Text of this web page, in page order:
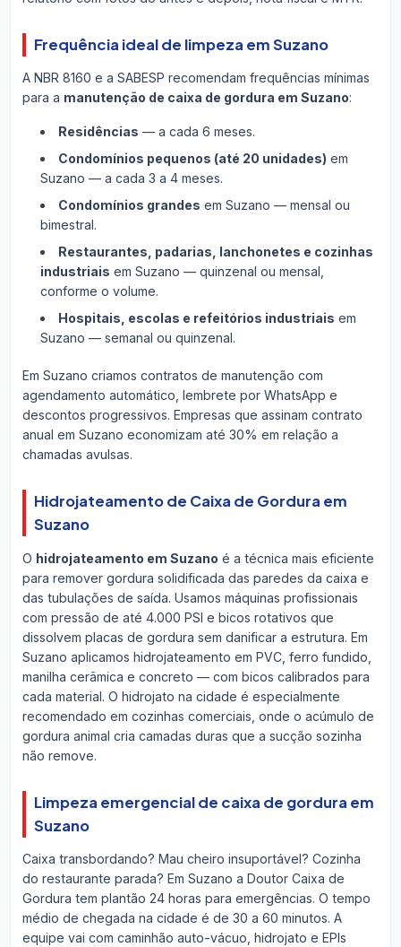
Frequência ideal de limpeza em Suzano
A NBR 8160 e a SABESP recomendam frequências mínimas
para a manutenção de caixa de gordura em Suzano:
Residências — a cada 6 meses.
Condomínios pequenos (até 20 unidades) em
Suzano — a cada 3 a 4 meses.
Condomínios grandes em Suzano — mensal ou
bimestral.
Restaurantes, padarias, lanchonetes e cozinhas
industriais em Suzano — quinzenal ou mensal,
conforme o volume.
Hospitais, escolas e refeitórios industriais em
Suzano — semanal ou quinzenal.
Em Suzano criamos contratos de manutenção com
agendamento automático, lembrete por WhatsApp e
descontos progressivos. Empresas que assinam contrato
anual em Suzano economizam até 30% em relação a
chamadas avulsas.
Hidrojateamento de Caixa de Gordura em
Suzano
O hidrojateamento em Suzano é a técnica mais eficiente
para remover gordura solidificada das paredes da caixa e
das tubulações de saída. Usamos máquinas profissionais
com pressão de até 4.000 PSI e bicos rotativos que
dissolvem placas de gordura sem danificar a estrutura. Em
Suzano aplicamos hidrojateamento em PVC, ferro fundido,
manilha cerâmica e concreto — com bicos calibrados para
cada material. O hidrojato na cidade é especialmente
recomendado em cozinhas comerciais, onde o acúmulo de
gordura animal cria camadas duras que a sucção sozinha
não remove.
Limpeza emergencial de caixa de gordura em
Suzano
Caixa transbordando? Mau cheiro insuportável? Cozinha
do restaurante parada? Em Suzano a Doutor Caixa de
Gordura tem plantão 24 horas para emergências. O tempo
médio de chegada na cidade é de 30 a 60 minutos. A
equipe vai com caminhão auto-vácuo, hidrojato e EPIs